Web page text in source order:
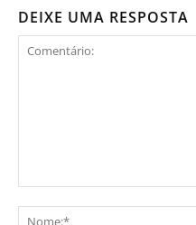
DEIXE UMA RESPOSTA